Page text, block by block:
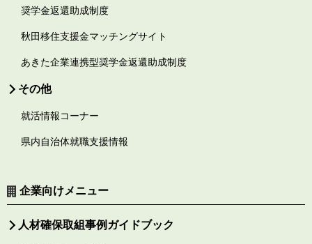
奨学金返還助成制度
秋田移住支援金マッチングサイト
あきた企業連携型奨学金返還助成制度
その他
就活情報コーナー
県内自治体就職支援情報
企業向けメニュー
人材確保取組事例ガイドブック